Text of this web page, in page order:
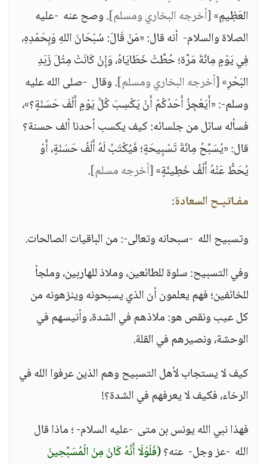
العَظِيمِ»[أخرجه البخاري ومسلم]. وصح عنه -عليه
الصلاة والسلام- أنه قال: «مَنْ قَالَ: سُبْحَانَ اللهِ وَبِحَمْدِهِ،
فِي يَوْمٍ مِائَةَ مَرَّة؛ حُطَّتْ خَطَايَاهُ، وَإِنْ كَانَتْ مِثْلَ زَبَدِ
البَحْرِ»[أخرجه البخاري ومسلم]. وقال -صلى الله عليه
وسلم-: «أَيَعْجِزُ أَحَدُكُمْ أَنْ يَكْسِبَ كُلَّ يَوْمٍ أَلْفَ حَسَنَةٍ؟»،
فسأله سائل من جلسائه: كيف يكسب أحدنا ألف حسنة؟
قال: «يُسَبِّحُ مِائَةَ تَسْبِيحَةٍ؛ فَيُكْتَبُ لَهُ أَلْفُ حَسَنَةٍ، أَوْ
يُحَطُّ عَنْهُ أَلْفُ خَطِيئَةٍ»[أخرجه مسلم].
مفـاتيـح السعادة:
وتسبيح الله -سبحانه وتعالى-: من الباقيات الصالحات.
وفي التسبيح: سلوة للطائعين، وملاذ للهاربين، وملجأ
للخائفين؛ فهم يعلمون أن الذي يسبحونه وينزهونه من
كل عيب ونقص هو: ملاذهم في الشدة، وأنيسهم في
الوحشة، ونصيرهم في القلة.
كيف لا يستجاب لأهل التسبيح وهم الذين عرفوا الله في
الرخاء، فكيف لا يعرفهم في الشدة؟!
فهذا نبي الله يونس بن متى -عليه السلام- ؛ ماذا قال
الله -عز وجل- عنه؟(فَلَوْلَا أَنَّهُ كَانَ مِنَ الْمُسَبِّحِينَ